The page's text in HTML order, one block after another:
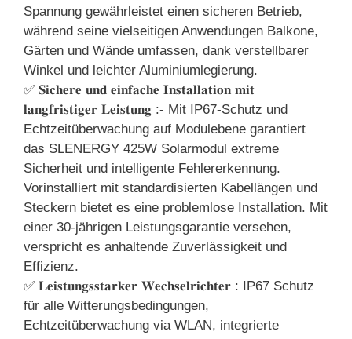
Spannung gewährleistet einen sicheren Betrieb,
während seine vielseitigen Anwendungen Balkone,
Gärten und Wände umfassen, dank verstellbarer
Winkel und leichter Aluminiumlegierung.
✅ 𝐒𝐢𝐜𝐡𝐞𝐫𝐞 𝐮𝐧𝐝 𝐞𝐢𝐧𝐟𝐚𝐜𝐡𝐞 𝐈𝐧𝐬𝐭𝐚𝐥𝐥𝐚𝐭𝐢𝐨𝐧 𝐦𝐢𝐭
𝐥𝐚𝐧𝐠𝐟𝐫𝐢𝐬𝐭𝐢𝐠𝐞𝐫 𝐋𝐞𝐢𝐬𝐭𝐮𝐧𝐠 :- Mit IP67-Schutz und
Echtzeitüberwachung auf Modulebene garantiert
das SLENERGY 425W Solarmodul extreme
Sicherheit und intelligente Fehlererkennung.
Vorinstalliert mit standardisierten Kabellängen und
Steckern bietet es eine problemlose Installation. Mit
einer 30-jährigen Leistungsgarantie versehen,
verspricht es anhaltende Zuverlässigkeit und
Effizienz.
✅ 𝐋𝐞𝐢𝐬𝐭𝐮𝐧𝐠𝐬𝐬𝐭𝐚𝐫𝐤𝐞𝐫 𝐖𝐞𝐜𝐡𝐬𝐞𝐥𝐫𝐢𝐜𝐡𝐭𝐞𝐫 : IP67 Schutz
für alle Witterungsbedingungen,
Echtzeitüberwachung via WLAN, integrierte